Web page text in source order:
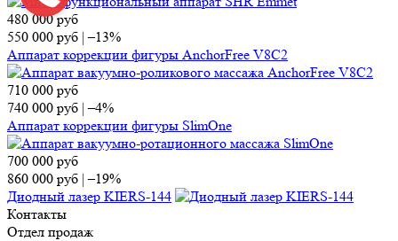
480 000руб
550 000 руб |–13%
Аппарат коррекции фигуры AnchorFree V8C2
710 000 руб
740 000 руб |–4%
Аппарат коррекции фигуры SlimOne
700 000 руб
860 000 руб |–19%
Диодный лазер KIERS-144
Контакты
Отдел продаж